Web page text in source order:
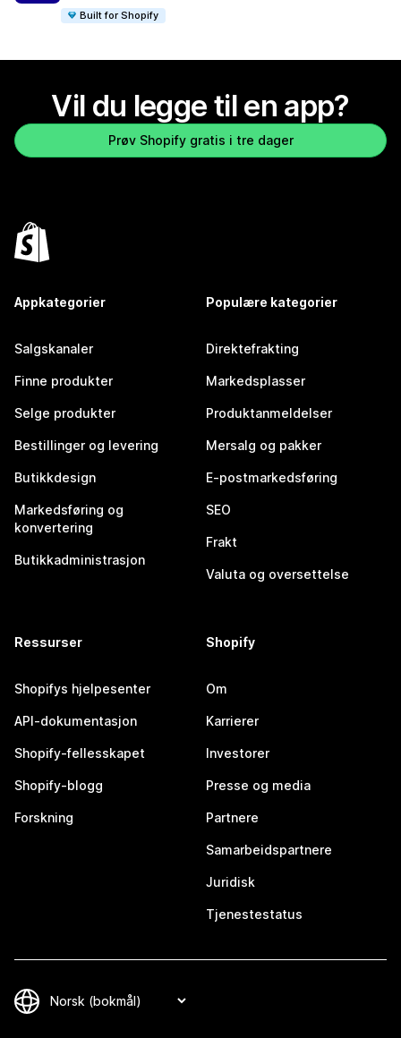
Built for Shopify
Vil du legge til en app?
Prøv Shopify gratis i tre dager
Appkategorier
Salgskanaler
Finne produkter
Selge produkter
Bestillinger og levering
Butikkdesign
Markedsføring og
konvertering
Butikkadministrasjon
Populære kategorier
Direktefrakting
Markedsplasser
Produktanmeldelser
Mersalg og pakker
E-postmarkedsføring
SEO
Frakt
Valuta og oversettelse
Ressurser
Shopifys hjelpesenter
API-dokumentasjon
Shopify-fellesskapet
Shopify-blogg
Forskning
Shopify
Om
Karrierer
Investorer
Presse og media
Partnere
Samarbeidspartnere
Juridisk
Tjenestestatus